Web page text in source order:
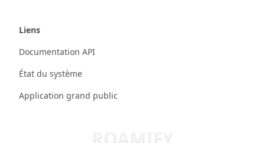
Liens
Documentation API
État du système
Application grand public